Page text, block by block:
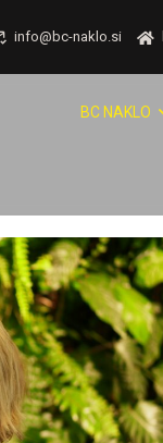
info@bc-naklo.si
BC NAKLO